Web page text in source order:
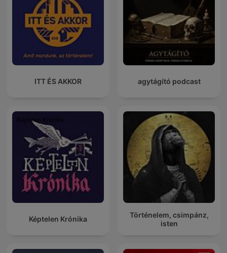
ITT ÉS AKKOR agytágító podcast
Képtelen Krónika
Történelem, csimpánz,
isten